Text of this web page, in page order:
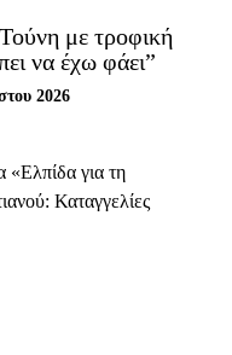
με τροφική
να έχω φάει”
2026